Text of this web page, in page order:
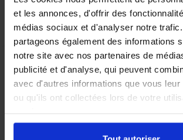
et les annonces, d'offrir des
médias sociaux et d'analyser notre
partageons également des informations
notre site avec nos partenaires de
publicité et d'analyse, qui peuvent
avec d'autres informations que vous leur
ou qu'ils ont collectées lors de votre
avec l’équipe AS DE PIC.
Nous avons pensé à